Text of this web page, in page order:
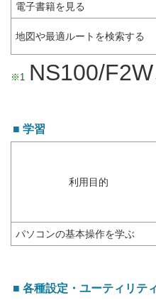
電子書籍を見る
地図や最適ルートを検索する
※1 NS100/
■ 学習
利用目的
パソコンの基本操作を学ぶ
■ 各種設定・ユーティリテ